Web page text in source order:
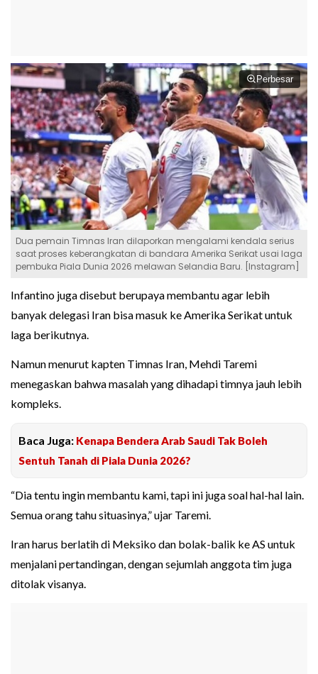
Perbesar
Dua pemain Timnas Iran dilaporkan mengalami kendala serius
saat proses keberangkatan di bandara Amerika Serikat usai laga
pembuka Piala Dunia 2026 melawan Selandia Baru. [Instagram]
Infantino juga disebut berupaya membantu agar lebih
banyak delegasi Iran bisa masuk ke Amerika Serikat untuk
laga berikutnya.
Namun menurut kapten Timnas Iran, Mehdi Taremi
menegaskan bahwa masalah yang dihadapi timnya jauh lebih
kompleks.
Baca Juga: Kenapa Bendera Arab Saudi Tak Boleh
Sentuh Tanah di Piala Dunia 2026?
“Dia tentu ingin membantu kami, tapi ini juga soal hal-hal lain.
Semua orang tahu situasinya,” ujar Taremi.
Iran harus berlatih di Meksiko dan bolak-balik ke AS untuk
menjalani pertandingan, dengan sejumlah anggota tim juga
ditolak visanya.